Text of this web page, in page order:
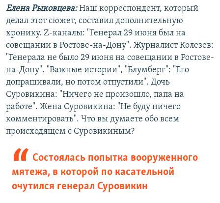
Auto 240p 360p 480p
720p 1080p
360p
480p
720p
1080p
Елена Рыковцева:Наш корреспондент, который
делал этот сюжет, составил дополнительную
хронику. Z-каналы: "Генерал 29 июня был на
совещании в Ростове-на-Дону". Журналист Колезев:
"Генерала не было 29 июня на совещании в Ростове-
на-Дону". "Важные истории", "Блумберг": "Его
допрашивали, но потом отпустили". Дочь
Суровикина: "Ничего не произошло, папа на
работе". Жена Суровикина: "Не буду ничего
комментировать". Что вы думаете обо всем
происходящем с Суровикиным?
Состоялась попытка вооруженного
мятежа, в которой по касательной
очутился генерал Суровикин